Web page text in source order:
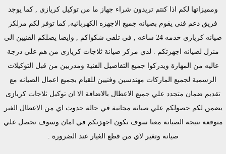
ومميزاتها لكم اذا كنتم تريدون شراء جهاز ما من توكيل كريازى , كما يوجد
فريق دعم فنى يقوم بصيانه جميع الاجهزه الكهربائيه, كما توفر لكم مرلكز
صيانه كريازى خدمه 24 ساعه , فى تلقى شكواكم , وايضا يصلكم الفنيين الى
منزل لصيانه اجهزتكم . لدي مركز صيانة ثلاجات كريازى من هم علي درجة
عاليه من المهارة ويدركوا جميع التفاصيل الفنية ومدربين من قبل التوكيلات
الرسمية لجميع الماركات مهندسين وفنيين للقيام بجميع اعمال الصيانه مع
تقديم ضمان متجدد علي جميع الاعطال بالاضافة الا ان توكيل ثلاجات كريازى
يضمن لكم حصولكم علي صيانه مجانية في حالة حدوث اي من الاعطال الغير
متوقعة نتيجة الصيانة معنا سوف تكون اجهزتكم في امان وسوف تحصل علي
صيانه وتغير لاي من قطع الغيار عند الضرورة .